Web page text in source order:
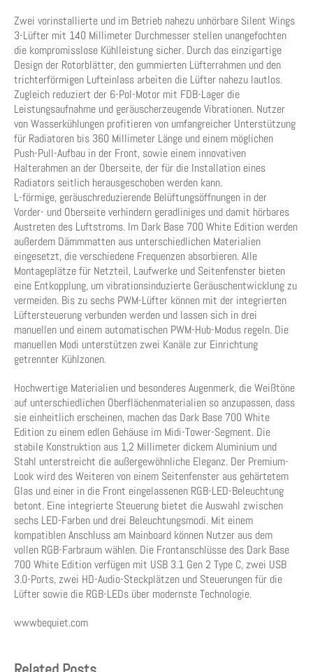
Zwei vorinstallierte und im Betrieb nahezu unhörbare Silent Wings
3-Lüfter mit 140 Millimeter Durchmesser stellen unangefochten
die kompromisslose Kühlleistung sicher. Durch das einzigartige
Design der Rotorblätter, den gummierten Lüfterrahmen und den
trichterförmigen Lufteinlass arbeiten die Lüfter nahezu lautlos.
Zugleich reduziert der 6-Pol-Motor mit FDB-Lager die
Leistungsaufnahme und geräuscherzeugende Vibrationen. Nutzer
von Wasserkühlungen profitieren von umfangreicher Unterstützung
für Radiatoren bis 360 Millimeter Länge und einem möglichen
Push-Pull-Aufbau in der Front, sowie einem innovativen
Halterahmen an der Oberseite, der für die Installation eines
Radiators seitlich herausgeschoben werden kann.
L-förmige, geräuschreduzierende Belüftungsöffnungen in der
Vorder- und Oberseite verhindern geradliniges und damit hörbares
Austreten des Luftstroms. Im Dark Base 700 White Edition werden
außerdem Dämmmatten aus unterschiedlichen Materialien
eingesetzt, die verschiedene Frequenzen absorbieren. Alle
Montageplätze für Netzteil, Laufwerke und Seitenfenster bieten
eine Entkopplung, um vibrationsinduzierte Geräuschentwicklung zu
vermeiden. Bis zu sechs PWM-Lüfter können mit der integrierten
Lüftersteuerung verbunden werden und lassen sich in drei
manuellen und einem automatischen PWM-Hub-Modus regeln. Die
manuellen Modi unterstützen zwei Kanäle zur Einrichtung
getrennter Kühlzonen.
Hochwertige Materialien und besonderes Augenmerk, die Weißtöne
auf unterschiedlichen Oberflächenmaterialien so anzupassen, dass
sie einheitlich erscheinen, machen das Dark Base 700 White
Edition zu einem edlen Gehäuse im Midi-Tower-Segment. Die
stabile Konstruktion aus 1,2 Millimeter dickem Aluminium und
Stahl unterstreicht die außergewöhnliche Eleganz. Der Premium-
Look wird des Weiteren von einem Seitenfenster aus gehärtetem
Glas und einer in die Front eingelassenen RGB-LED-Beleuchtung
betont. Eine integrierte Steuerung bietet die Auswahl zwischen
sechs LED-Farben und drei Beleuchtungsmodi. Mit einem
kompatiblen Anschluss am Mainboard können Nutzer aus dem
vollen RGB-Farbraum wählen. Die Frontanschlüsse des Dark Base
700 White Edition verfügen mit USB 3.1 Gen 2 Type C, zwei USB
3.0-Ports, zwei HD-Audio-Steckplätzen und Steuerungen für die
Lüfter sowie die RGB-LEDs über modernste Technologie.
wwwbequiet.com